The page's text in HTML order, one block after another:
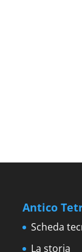
Antico
Scheda
La storia